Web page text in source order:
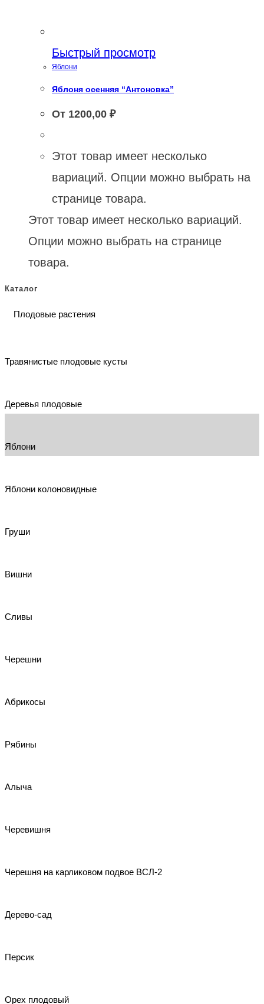
Быстрый просмотр
Яблони
Яблоня осенняя “Антоновка”
От 1200,00 ₽
Этот товар имеет несколько
вариаций. Опции можно выбрать на
странице товара.
Этот товар имеет несколько вариаций.
Опции можно выбрать на странице
товара.
Каталог
Плодовые растения
Травянистые плодовые кусты
Деревья плодовые
Яблони
Яблони колоновидные
Груши
Вишни
Сливы
Черешни
Абрикосы
Рябины
Алыча
Черевишня
Черешня на карликовом подвое ВСЛ-2
Дерево-сад
Персик
Орех плодовый